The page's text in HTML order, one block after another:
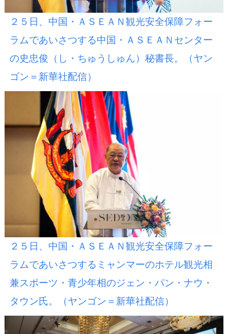
２５日、中国・ＡＳＥＡＮ観光安全保障フォー
ラムであいさつする中国・ＡＳＥＡＮセンター
の史忠俊（し・ちゅうしゅん）秘書長。（ヤン
ゴン＝新華社配信）
２５日、中国・ＡＳＥＡＮ観光安全保障フォー
ラムであいさつするミャンマーのホテル観光相
兼スポーツ・青少年相のジェン・パン・ナウ・
タウン氏。（ヤンゴン＝新華社配信）